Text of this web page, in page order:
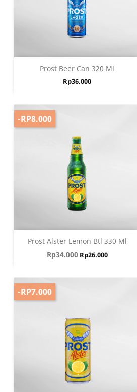
Prost Beer Can 320 Ml
Harga
Rp36.000
Prost Alster Lemon Btl 330 Ml
Harga biasa
Rp34.000 Harga
Rp26.000
-RP8.000
-RP7.000